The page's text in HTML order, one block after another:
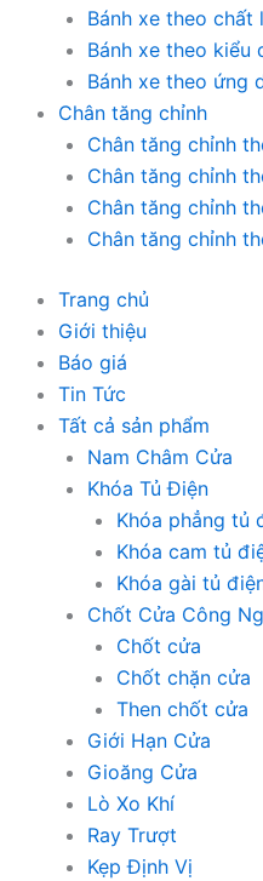
Bánh xe theo chất
Bánh xe theo kiểu
Bánh xe theo ứng
Chân tăng chỉnh
Chân tăng chỉnh
Chân tăng chỉnh
Chân tăng chỉnh
Chân tăng chỉnh
Trang chủ
Giới thiệu
Báo giá
Tin Tức
Tất cả sản phẩm
Nam Châm Cửa
Khóa Tủ Điện
Khóa phẳng tủ
Khóa cam tủ
Khóa gài tủ
Chốt Cửa Công
Chốt cửa
Chốt chặn cửa
Then chốt cửa
Giới Hạn Cửa
Gioăng Cửa
Lò Xo Khí
Ray Trượt
Kẹp Định Vị